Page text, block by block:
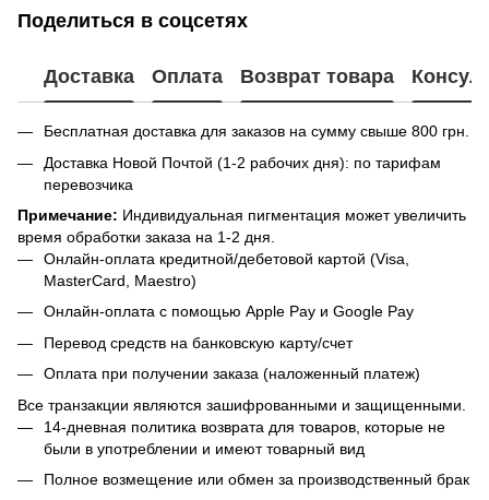
Поделиться в соцсетях
Доставка Оплата Возврат товара
Бесплатная доставка для заказов на сумму свыше 800 грн.
Доставка Новой Почтой (1-2 рабочих дня): по тарифам
перевозчика
Примечание: Индивидуальная пигментация может увеличить
время обработки заказа на 1-2 дня.
Онлайн-оплата кредитной/дебетовой картой (Visa,
MasterCard, Maestro)
Онлайн-оплата с помощью Apple Pay и Google Pay
Перевод средств на банковскую карту/счет
Оплата при получении заказа (наложенный платеж)
Все транзакции являются зашифрованными и защищенными.
14-дневная политика возврата для товаров, которые не
были в употреблении и имеют товарный вид
Полное возмещение или обмен за производственный брак